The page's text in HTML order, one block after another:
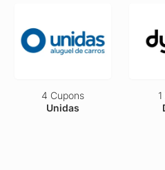
4 Cupons
Unidas